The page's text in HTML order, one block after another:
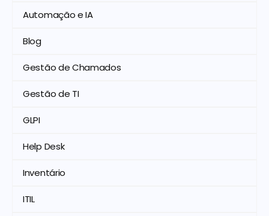
Automação e IA
Blog
Gestão de Chamados
Gestão de TI
GLPI
Help Desk
Inventário
ITIL